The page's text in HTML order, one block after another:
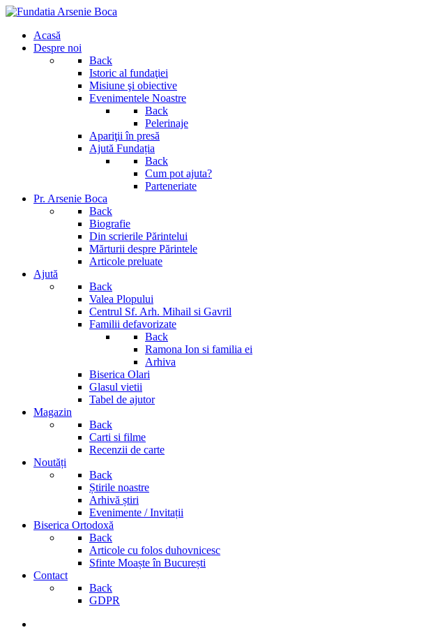
Acasă
Despre noi
Back
Istoric al fundaţiei
Misiune şi obiective
Evenimentele Noastre
Back
Pelerinaje
Apariţii în presă
Ajută Fundația
Back
Cum pot ajuta?
Parteneriate
Pr. Arsenie Boca
Back
Biografie
Din scrierile Părintelui
Mărturii despre Părintele
Articole preluate
Ajută
Back
Valea Plopului
Centrul Sf. Arh. Mihail si Gavril
Familii defavorizate
Back
Ramona Ion si familia ei
Arhiva
Biserica Olari
Glasul vietii
Tabel de ajutor
Magazin
Back
Carti si filme
Recenzii de carte
Noutăți
Back
Știrile noastre
Arhivă știri
Evenimente / Invitații
Biserica Ortodoxă
Back
Articole cu folos duhovnicesc
Sfinte Moaște în București
Contact
Back
GDPR